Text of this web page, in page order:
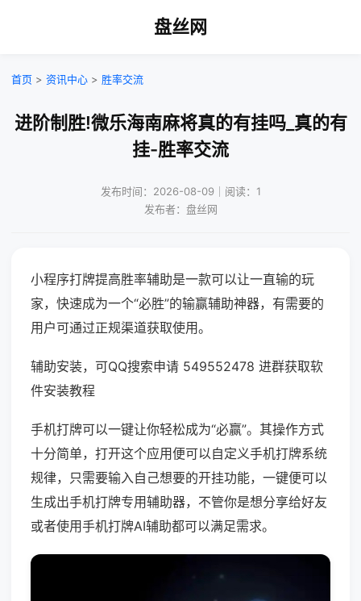
盘丝网
首页 > 资讯中心 > 胜率交流
进阶制胜!微乐海南麻将真的有挂吗_真的有
挂-胜率交流
发布时间：2026-08-09｜阅读：1
发布者：盘丝网
小程序打牌提高胜率辅助是一款可以让一直输的玩
家，快速成为一个“必胜”的输赢辅助神器，有需要的
用户可通过正规渠道获取使用。
辅助安装，可QQ搜索申请 549552478 进群获取软
件安装教程
手机打牌可以一键让你轻松成为“必赢”。其操作方式
十分简单，打开这个应用便可以自定义手机打牌系统
规律，只需要输入自己想要的开挂功能，一键便可以
生成出手机打牌专用辅助器，不管你是想分享给好友
或者使用手机打牌AI辅助都可以满足需求。